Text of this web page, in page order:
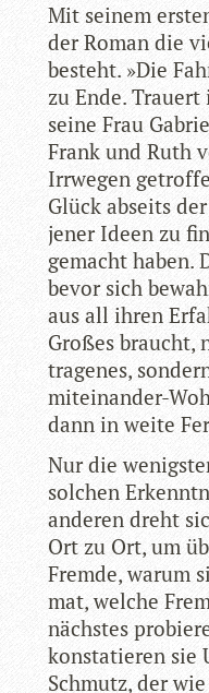
Mit sei­nem
der Roman die
besteht. »Die
zu Ende.
seine Frau
Frank und Ruth
Irr­we­gen
Glück abseits
jener Ideen zu
gemacht haben.
bevor sich
aus all ihren
Gro­ßes braucht,
tra­ge­nes,
mit­ein­an­der-
dann in weite
Nur die
sol­chen
ande­ren dreht
Ort zu Ort, um
Fremde, warum
mat, wel­che
nächs­tes
kon­sta­tie­ren sie
Schmutz, der